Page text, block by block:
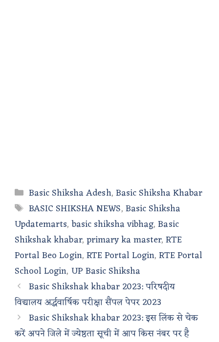
Categories
Basic Shiksha Adesh,Basic Shiksha Khabar
Tags
BASIC SHIKSHA NEWS,Basic Shiksha
Updatemarts,basic shiksha vibhag,Basic
Shikshak khabar,primary ka master,RTE
Portal Beo Login,RTE Portal Login,RTE Portal
School Login, UP Basic Shiksha
Basic Shikshak khabar 2023: परिषदीय
विद्यालय अर्द्धवार्षिक परीक्षा सैंपल पेपर 2023
Basic Shikshak khabar 2023: इस लिंक से चेक
करें अपने जिले में ज्येष्ठता सूची में आप किस नंबर पर है